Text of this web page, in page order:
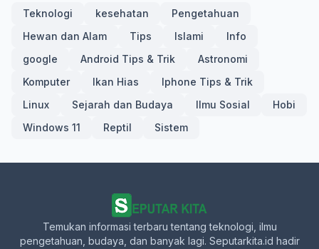
Teknologi kesehatan
Pengetahuan
Hewan dan Alam
Tips Islami
Info
google
Android Tips & Trik
Astronomi
Komputer
Ikan Hias
Iphone Tips & Trik
Linux
Sejarah dan Budaya Ilmu Sosial
Hobi
Windows 11
Reptil Sistem
Temukan informasi terbaru tentang teknologi, ilmu
pengetahuan, budaya, dan banyak lagi. Seputarkita.id hadir